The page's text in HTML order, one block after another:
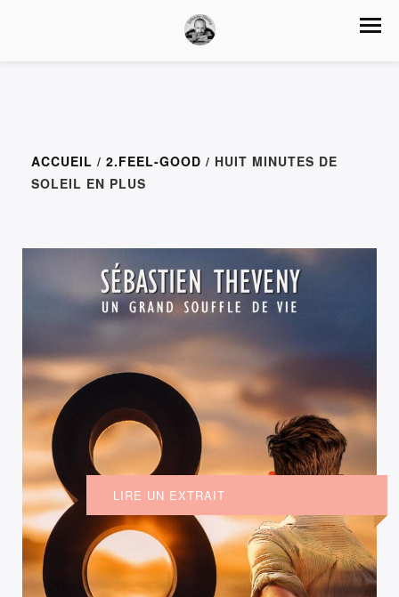
ACCUEIL / 2.FEEL-GOOD / HUIT MINUTES DE
SOLEIL EN PLUS
LIRE UN EXTRAIT